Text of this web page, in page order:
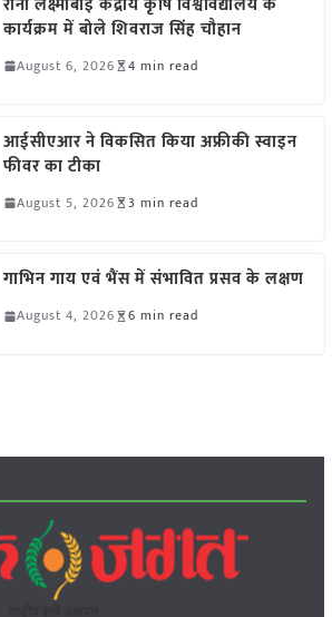
कार्यक्रम में बोले शिवराज सिंह चौहान
August 6, 2026 4 min read
आईसीएआर ने विकसित किया अफ्रीकी स्वाइन
फीवर का टीका
August 5, 2026 3 min read
गाभिन गाय एवं भैंस में संभावित प्रसव के लक्षण
August 4, 2026 6 min read